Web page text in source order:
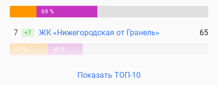
69 %
7 +7 ЖК «Нижегородская от Гранель» 65
52 % 48 %
Показать ТОП-10